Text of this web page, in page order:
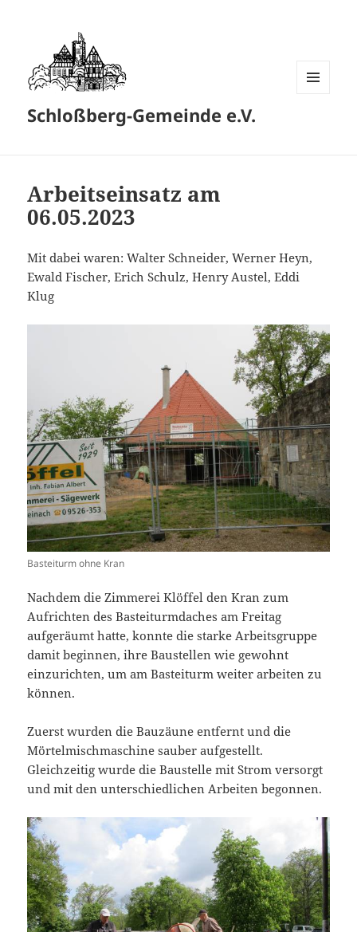
Schloßberg-Gemeinde e.V.
Arbeitseinsatz am
06.05.2023
Mit dabei waren: Walter Schneider, Werner Heyn,
Ewald Fischer, Erich Schulz, Henry Austel, Eddi
Klug
Basteiturm ohne Kran
Nachdem die Zimmerei Klöffel den Kran zum
Aufrichten des Basteiturmdaches am Freitag
aufgeräumt hatte, konnte die starke Arbeitsgruppe
damit beginnen, ihre Baustellen wie gewohnt
einzurichten, um am Basteiturm weiter arbeiten zu
können.
Zuerst wurden die Bauzäune entfernt und die
Mörtelmischmaschine sauber aufgestellt.
Gleichzeitig wurde die Baustelle mit Strom versorgt
und mit den unterschiedlichen Arbeiten begonnen.